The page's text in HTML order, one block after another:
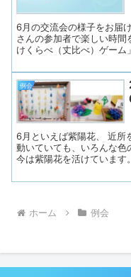
た。参加者の皆さんに「失
ナー、ボランティア、支
6月の交流会の様子をお届
さんの参加者で楽しい時
けくらべ（丈比べ）ゲーム
に出てきていただきまし
した。 ２）3人の方につい
＝「両手を左右に広げた
長さ」 ～ Aさんは160cm
と、 チーム内で相談
ましたか？ それをヒン
きました。 ３）いよい...
例会
6月といえば紫陽花、 近所
動いていても、いろんな色
今は紫陽花を活けています
中のみです。（入室時に
いました。 プログラム １
ホーム 例会